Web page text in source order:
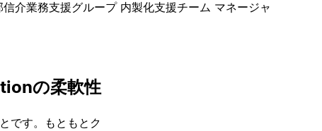
信介業務支援グループ 内製化支援チーム マネージャ
の柔軟性
です。もともとク